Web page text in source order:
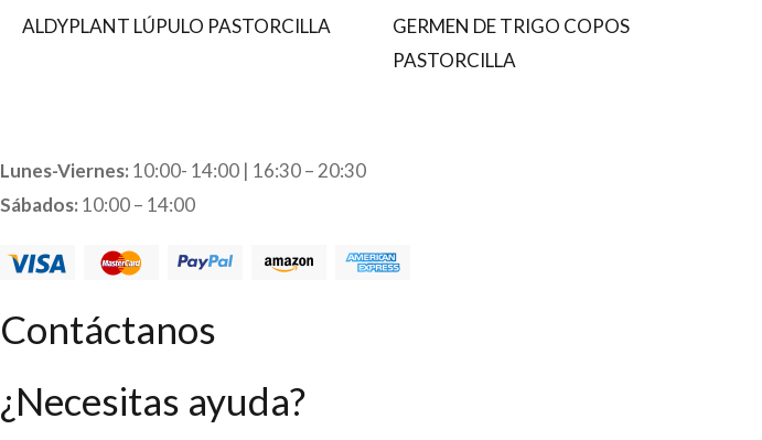
ALDYPLANT LÚPULO PASTORCILLA
GERMEN DE TRIGO COPOS
PASTORCILLA
Lunes-Viernes: 10:00- 14:00 | 16:30 – 20:30
Sábados: 10:00 – 14:00
Contáctanos
¿Necesitas ayuda?